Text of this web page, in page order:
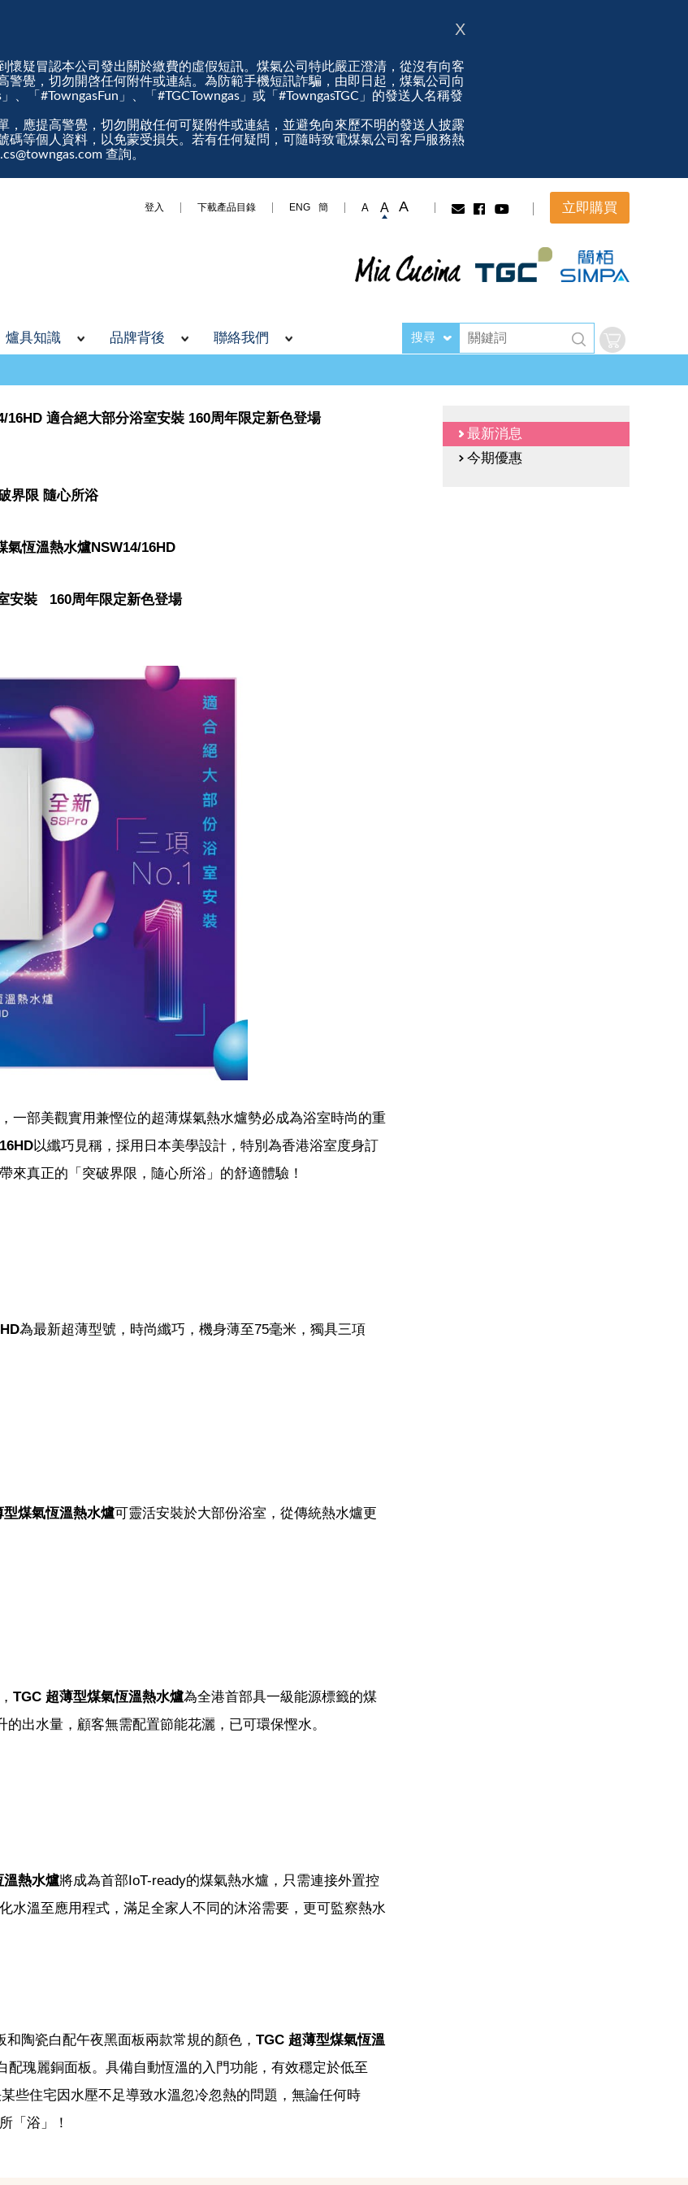
懷疑冒認本公司發出關於繳費的虛假短訊。煤氣公司特此嚴正澄清，從沒有向客
警覺，切勿開啓任何附件或連結。為防範手機短訊詐騙，由即日起，煤氣公司向
、「#TowngasFun」、「#TGCTowngas」或「#TowngasTGC」的發送人名稱發
，應提高警覺，切勿開啟任何可疑附件或連結，並避免向來歷不明的發送人披露
碼等個人資料，以免蒙受損失。若有任何疑問，可隨時致電煤氣公司客戶服務熱
查詢。
X
登入 下載產品目錄 ENG 簡 A A A 立即購買
爐具知識 品牌背後 聯絡我們 搜尋
適合絕大部分浴室安裝 160周年限定新色登場
界限 隨心所浴
氣恆溫熱水爐NSW14/16HD
安裝 160周年限定新色登場
一部美觀實用兼慳位的超薄煤氣熱水爐勢必成為浴室時尚的重
以纖巧見稱，採用日本美學設計，特別為香港浴室度身訂
來真正的「突破界限，隨心所浴」的舒適體驗！
為最新超薄型號，時尚纖巧，機身薄至75毫米，獨具三項
型煤氣恆溫熱水爐可靈活安裝於大部份浴室，從傳統熱水爐更
TGC 超薄型煤氣恆溫熱水爐為全港首部具一級能源標籤的煤
出水量，顧客無需配置節能花灑，已可環保慳水。
溫熱水爐將成為首部IoT-ready的煤氣熱水爐，只需連接外置控
水溫至應用程式，滿足全家人不同的沐浴需要，更可監察熱水
陶瓷白配午夜黑面板兩款常規的顏色， TGC 超薄型煤氣恆溫
瑰麗銅面板。具備自動恆溫的入門功能，有效穩定於低至
些住宅因水壓不足導致水溫忽冷忽熱的問題，無論任何時
「浴」！
最新消息
今期優惠